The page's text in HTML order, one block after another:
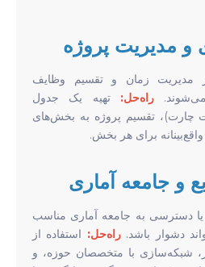
و مدیریت پروژه
مدیریت زمان و تقسیم وظایف
می‌شوند.راه‌حل: تهیه یک جدول
چارت)، تقسیم پروژه به بخش‌های
برای هر بخش.
و جامعه آماری
یا دسترسی به جامعه آماری مناسب
دشوار باشد.راه‌حل: استفاده از
شبکه‌سازی با متخصصان حوزه، و